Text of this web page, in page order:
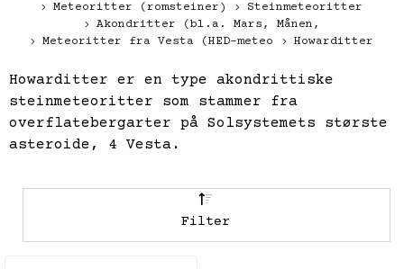
Meteoritter (romsteiner)
Steinmeteoritter
Akondritter (bl.a. Mars, Månen,
Meteoritter fra Vesta (HED-meteo
Howarditter
Howarditter er en type akondrittiske
steinmeteoritter som stammer fra
overflatebergarter på Solsystemets største
asteroide, 4 Vesta .
Filter